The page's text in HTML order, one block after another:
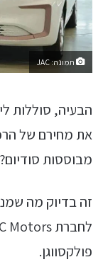
תמונה: JAC
הבעיה, סוללות
את מחירם של
מבוססות סודיום?
פולקסווגן.